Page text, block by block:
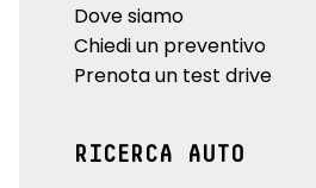
Dove siamo
Chiedi un preventivo
Prenota un test drive
RICERCA AUTO